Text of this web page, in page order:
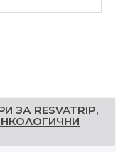
RESVATRIP,